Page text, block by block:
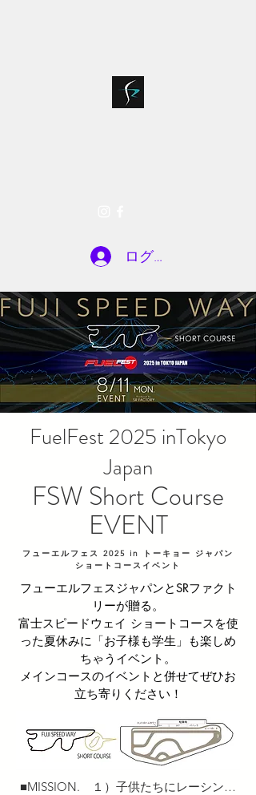
ログイン
FuelFest 2025 inTokyo
Japan
FSW Short Course
EVENT
フューエルフェス 2025 in トーキョー ジャパン
​ショートコースイベント
フューエルフェスジャパンとSRファクト
リーが贈る。
富士スピードウェイ ショートコースを使
った夏休みに「お子様も学生」も楽しめ
ちゃうイベント。
メインコースのイベントと併せてぜひお
立ち寄りください！
■MISSION.　１）子供たちにレーシング